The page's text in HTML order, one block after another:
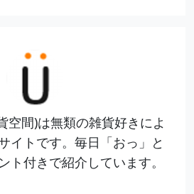
空間)は無類の雑貨好きによ
イトです。毎日「おっ」と
ト付きで紹介しています。